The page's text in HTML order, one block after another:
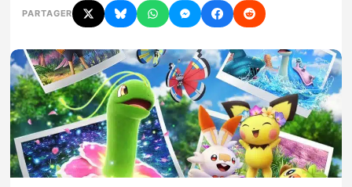
Chiffres de ventes
Rumeurs
Nintendo Direct
PARTAGER